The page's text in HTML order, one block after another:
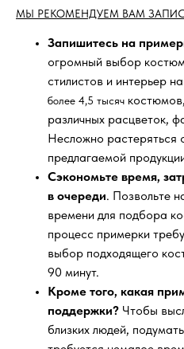
МЫ РЕКОМЕНДУЕМ ВАМ
Запишитесь на
огромный выбор
стилистов и интерьер
более 4,5 тысяч
различных расцветок,
Несложно растеряться
предлагаемой
Сэкономьте время,
в очереди. Позвольте
времени для подбора
процесс примерки
выбор подходящего
90 минут.
Кроме того, какая
поддержки? Чтобы
близких людей,